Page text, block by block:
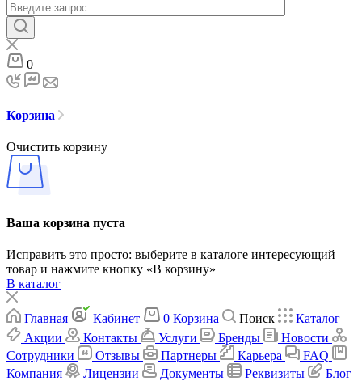
0
Корзина
Очистить корзину
Ваша корзина пуста
Исправить это просто: выберите в каталоге интересующий
товар и нажмите кнопку «В корзину»
В каталог
Главная Кабинет 0 Корзина Поиск
Каталог
Акции
Контакты Услуги Бренды
Новости
Сотрудники
Отзывы Партнеры Карьера
FAQ
Компания
Лицензии Документы Реквизиты
Блог